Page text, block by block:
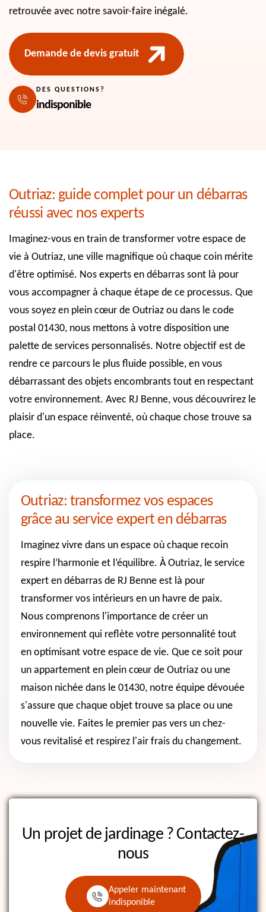
retrouvée avec notre savoir-faire inégalé.
Demande de devis gratuit
DES QUESTIONS?
indisponible
Outriaz: guide complet pour un débarras
réussi avec nos experts
Imaginez-vous en train de transformer votre espace de
vie à Outriaz, une ville magnifique où chaque coin mérite
d'être optimisé. Nos experts en débarras sont là pour
vous accompagner à chaque étape de ce processus. Que
vous soyez en plein cœur de Outriaz ou dans le code
postal 01430, nous mettons à votre disposition une
palette de services personnalisés. Notre objectif est de
rendre ce parcours le plus fluide possible, en vous
débarrassant des objets encombrants tout en respectant
votre environnement. Avec RJ Benne, vous découvrirez le
plaisir d'un espace réinventé, où chaque chose trouve sa
place.
Outriaz: transformez vos espaces
grâce au service expert en débarras
Imaginez vivre dans un espace où chaque recoin
respire l’harmonie et l’équilibre. À Outriaz, le service
expert en débarras de RJ Benne est là pour
transformer vos intérieurs en un havre de paix.
Nous comprenons l'importance de créer un
environnement qui reflète votre personnalité tout
en optimisant votre espace de vie. Que ce soit pour
un appartement en plein cœur de Outriaz ou une
maison nichée dans le 01430, notre équipe dévouée
s'assure que chaque objet trouve sa place ou une
nouvelle vie. Faites le premier pas vers un chez-
vous revitalisé et respirez l'air frais du changement.
Un projet de jardinage ? Contactez-
nous
Appeler maintenant
indisponible